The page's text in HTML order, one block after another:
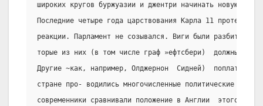
широких кругов буржуазии и джентри начинать новую
Последние четыре года царствования Карла 11 протекали
реакции. Парламент не созывался. Виги были разбиты и
торые из них (в том числе граф »ефтсбери)  должны
Другие ~как, например, Олджернон  Сидней)
стране про- водились многочисленные политические
современники сравнивали положение в Англии  этого